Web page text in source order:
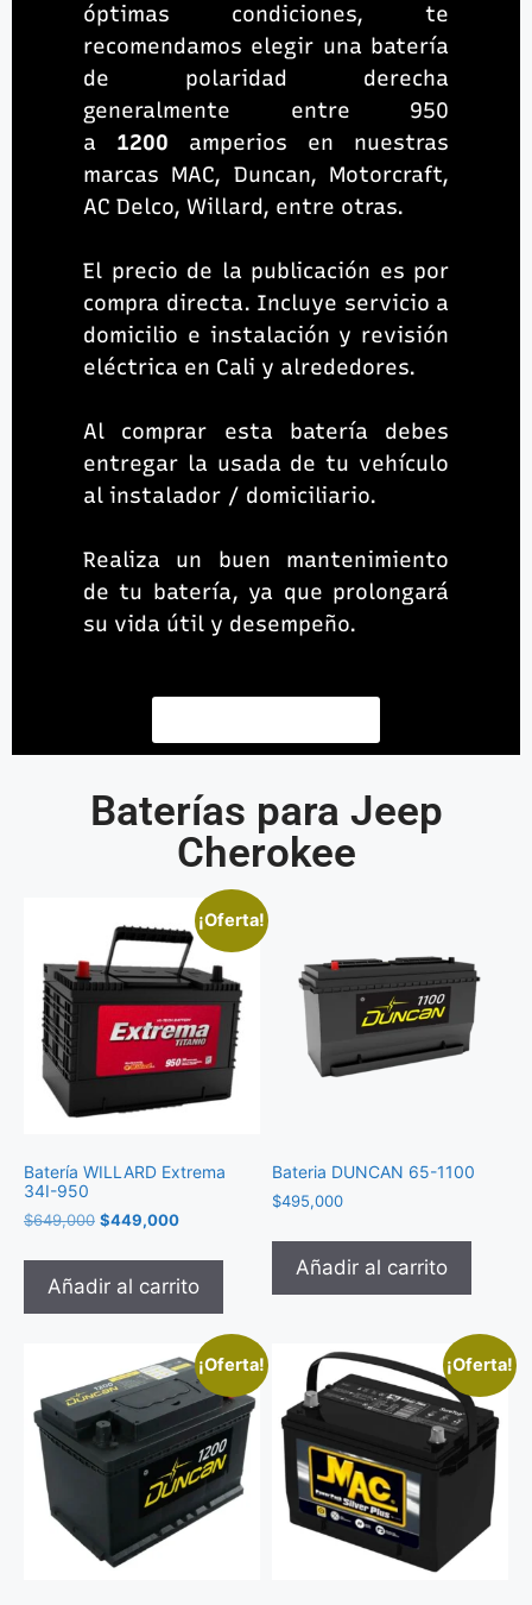
óptimas condiciones, te
recomendamos elegir una batería
de polaridad derecha
generalmente entre 950
a 1200 amperios en nuestras
marcas MAC, Duncan, Motorcraft,
AC Delco, Willard, entre otras.
El precio de la publicación es por
compra directa. Incluye servicio a
domicilio e instalación y revisión
eléctrica en Cali y alrededores.
Al comprar esta batería debes
entregar la usada de tu vehículo
al instalador / domiciliario.
Realiza un buen mantenimiento
de tu batería, ya que prolongará
su vida útil y desempeño.
Baterías para Jeep
Cherokee
¡Oferta!
Batería WILLARD Extrema
34I-950
$649,000 $449,000
Añadir al carrito
Bateria DUNCAN 65-1100
$495,000
Añadir al carrito
¡Oferta! ¡Oferta!